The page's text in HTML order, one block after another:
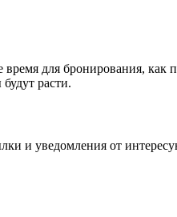
для бронирования, как
расти.
и уведомления от